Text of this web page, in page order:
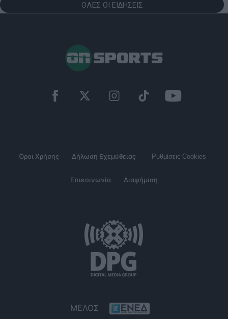
ΟΛΕΣ ΟΙ ΕΙΔΗΣΕΙΣ
Όροι Χρήσης Δήλωση Εχεμύθειας Ρυθμίσεις Cookies
Επικοινωνία Διαφήμιση
ΜΕΛΟΣ